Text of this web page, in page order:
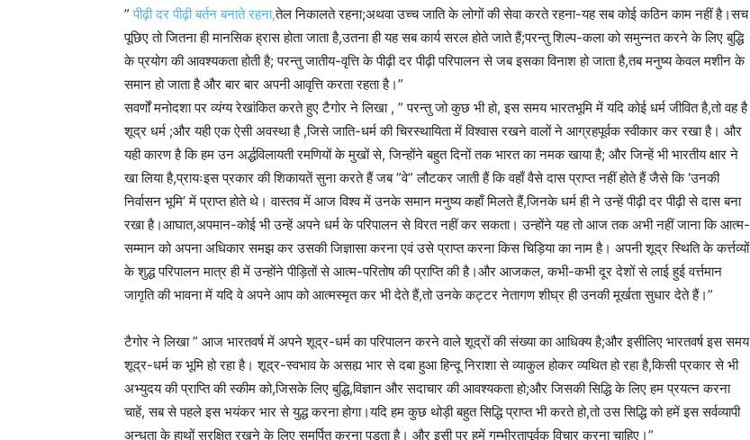
” पीढ़ी दर पीढ़ी बर्तन बनाते रहना,तेल निकालते रहना;अथवा उच्च जाति के लोगों की सेवा करते रहना-यह सब कोई कठिन काम नहीं है।सच
पूछिए तो जितना ही मानसिक ह्रास होता जाता है,उतना ही यह सब कार्य सरल होते जाते हैं;परन्तु शिल्प-कला को समुन्नत करने के लिए बुद्धि
के प्रयोग की आवश्यकता होती है; परन्तु जातीय-वृत्ति के पीढ़ी दर पीढ़ी परिपालन से जब इसका विनाश हो जाता है,तब मनुष्य केवल मशीन के
समान हो जाता है और बार बार अपनी आवृत्ति करता रहता है।”
सवर्णों मनोदशा पर व्यंग्य रेखांकित करते हुए टैगोर ने लिखा , ” परन्तु जो कुछ भी हो, इस समय भारतभूमि में यदि कोई धर्म जीवित है,तो वह है
शूद्र धर्म ;और यही एक ऐसी अवस्था है ,जिसे जाति-धर्म की चिरस्थायिता में विश्वास रखने वालों ने आग्रहपूर्वक स्वीकार कर रखा है। और
यही कारण है कि हम उन अर्द्धविलायती रमणियों के मुखों से, जिन्होंने बहुत दिनों तक भारत का नमक खाया है; और जिन्हें भी भारतीय क्षार ने
खा लिया है,प्रायःइस प्रकार की शिकायतें सुना करते हैं जब ”वे” लौटकर जाती हैं कि वहाँ वैसे दास प्राप्त नहीं होते हैं जैसे कि ‘उनकी
निर्वासन भूमि’ में प्राप्त होते थे। वास्तव में आज विश्व में उनके समान मनुष्य कहाँ मिलते हैं,जिनके धर्म ही ने उन्हें पीढ़ी दर पीढ़ी से दास बना
रखा है।आघात,अपमान-कोई भी उन्हें अपने धर्म के परिपालन से विरत नहीं कर सकता। उन्होंने यह तो आज तक अभी नहीं जाना कि आत्म-
सम्मान को अपना अधिकार समझ कर उसकी जिज्ञासा करना एवं उसे प्राप्त करना किस चिड़िया का नाम है। अपनी शूद्र स्थिति के कर्त्तव्यों
के शुद्ध परिपालन मात्र ही में उन्होंने पीड़ितों से आत्म-परितोष की प्राप्ति की है।और आजकल, कभी-कभी दूर देशों से लाई हुई वर्त्तमान
जागृति की भावना में यदि वे अपने आप को आत्मस्मृत कर भी देते हैं,तो उनके कट्टर नेतागण शीघ्र ही उनकी मूर्खता सुधार देते हैं।”
टैगोर ने लिखा ” आज भारतवर्ष में अपने शूद्र-धर्म का परिपालन करने वाले शूद्रों की संख्या का आधिक्य है;और इसीलिए भारतवर्ष इस समय
शूद्र-धर्म क भूमि हो रहा है। शूद्र-स्वभाव के असह्य भार से दबा हुआ हिन्दू निराशा से व्याकुल होकर व्यथित हो रहा है,किसी प्रकार से भी
अभ्युदय की प्राप्ति की स्कीम को,जिसके लिए बुद्धि,विज्ञान और सदाचार की आवश्यकता हो;और जिसकी सिद्धि के लिए हम प्रयत्न करना
चाहें, सब से पहले इस भयंकर भार से युद्ध करना होगा।यदि हम कुछ थोड़ी बहुत सिद्धि प्राप्त भी करते हो,तो उस सिद्धि को हमें इस सर्वव्यापी
अन्धता के हाथों सुरक्षित रखने के लिए समर्पित करना पड़ता है। और इसी पर हमें गम्भीरतापूर्वक विचार करना चाहिए।”